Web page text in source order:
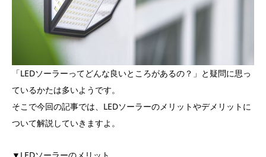
「LEDソーラーってどんな良いところがあるの？」と疑問に思っ
ているかたは多いようです。
そこで今回の記事では、LEDソーラーのメリットやデメリットに
ついて解説していきますよ。